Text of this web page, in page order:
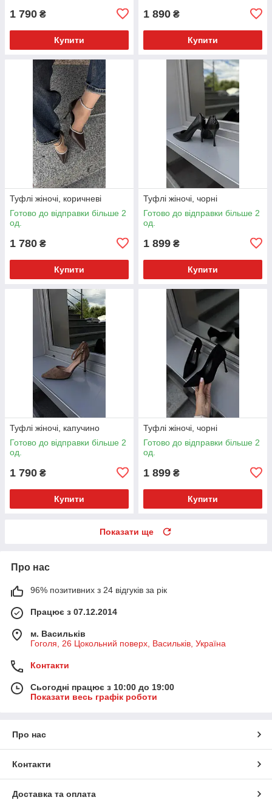
1 790 ₴
Купити
1 890 ₴
Купити
Туфлі жіночі, коричневі
Готово до відправки більше 2
од.
1 780 ₴
Купити
Туфлі жіночі, чорні
Готово до відправки більше 2
од.
1 899 ₴
Купити
Туфлі жіночі, капучино
Готово до відправки більше 2
од.
1 790 ₴
Купити
Туфлі жіночі, чорні
Готово до відправки більше 2
од.
1 899 ₴
Купити
Показати ще
Про нас
96% позитивних з 24 відгуків за рік
Працює з 07.12.2014
м. Васильків
Гоголя, 26 Цокольний поверх, Васильків, Україна
Контакти
Сьогодні працює з 10:00 до 19:00
Показати весь графік роботи
Про нас
Контакти
Доставка та оплата